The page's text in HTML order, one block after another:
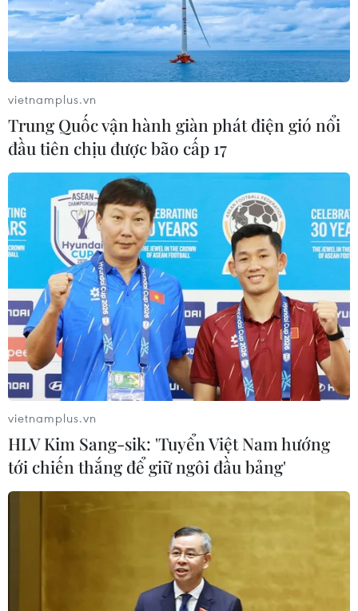
TIN CÙNG CHUYÊN MỤC
Italy và Hy Lạp trở thành điểm nóng
vietnamplus.vn
Trung Quốc vận hành giàn phát điện gió nổi
đầu tiên chịu được bão cấp 17
vietnamplus.vn
HLV Kim Sang-sik: 'Tuyển Việt Nam hướng
tới chiến thắng để giữ ngôi đầu bảng'